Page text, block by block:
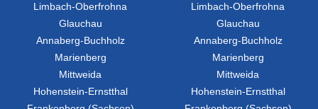
Limbach-Oberfrohna
Glauchau
Annaberg-Buchholz
Marienberg
Mittweida
Hohenstein-Ernstthal
Limbach-Oberfrohna
Glauchau
Annaberg-Buchholz
Marienberg
Mittweida
Hohenstein-Ernstthal